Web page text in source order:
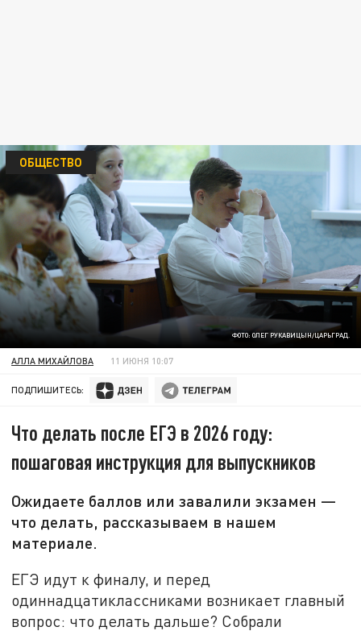
ФОТО: ОЛЕГ РУКАВИЦЫН/ЦАРЬГРАД.
ОБЩЕСТВО
АЛЛА МИХАЙЛОВА 11 ИЮНЯ 10:07
ПОДПИШИТЕСЬ:
Что делать после ЕГЭ в 2026 году:
пошаговая инструкция для выпускников
Ожидаете баллов или завалили экзамен —
что делать, рассказываем в нашем
материале.
ЕГЭ идут к финалу, и перед
одиннадцатиклассниками возникает главный
вопрос: что делать дальше? Собрали